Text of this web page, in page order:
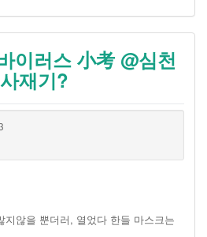
이러스 小考 @심천
재기?
지않을 뿐더러, 열었다 한들 마스크는